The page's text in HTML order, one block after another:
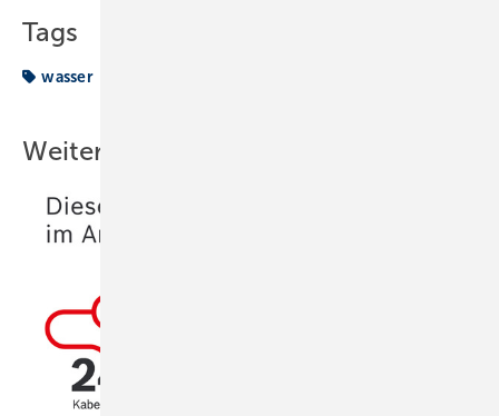
Tags
wasser
Weitere Inhalte